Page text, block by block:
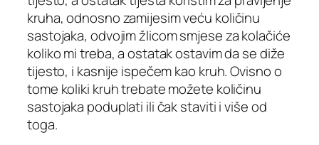
kruha, odnosno zamijesim veću količinu
sastojaka, odvojim žlicom smjese za kolačiće
koliko mi treba, a ostatak ostavim da se diže
tijesto, i kasnije ispečem kao kruh. Ovisno o
tome koliki kruh trebate možete količinu
sastojaka poduplati ili čak staviti i više od
toga.